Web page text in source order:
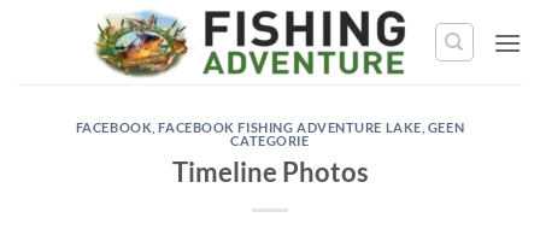
FACEBOOK ,FACEBOOK FISHING ADVENTURE LAKE GEEN
CATEGORIE
Timeline Photos